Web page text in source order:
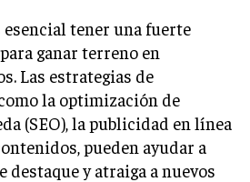
NEGOCIOS
INFLUENCERS
esencial tener una fuerte
ganar terreno en
Las estrategias de
la optimización de
(SEO), la publicidad en línea
pueden ayudar a
destaque y atraiga a nuevos